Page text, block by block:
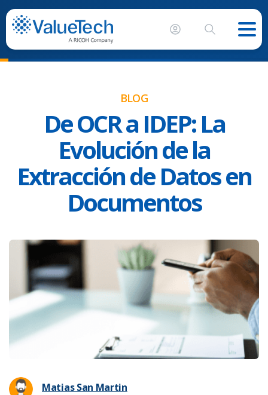
BLOG
De OCR a IDEP: La
Evolución de la
Extracción de Datos en
Documentos
Matias San Martin